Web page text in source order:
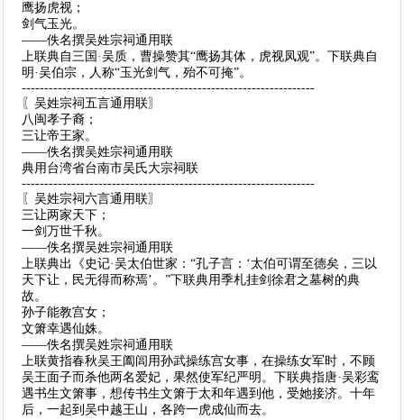
鹰扬虎视；
剑气玉光。
——佚名撰吴姓宗祠通用联
上联典自三国·吴质，曹操赞其“鹰扬其体，虎视凤观”。下联典自
明·吴伯宗，人称“玉光剑气，殆不可掩”。
-----------------------------------------------------------------
〖吴姓宗祠五言通用联〗
八闽孝子裔；
三让帝王家。
——佚名撰吴姓宗祠通用联
典用台湾省台南市吴氏大宗祠联
-----------------------------------------------------------------
〖吴姓宗祠六言通用联〗
三让两家天下；
一剑万世千秋。
——佚名撰吴姓宗祠通用联
上联典出《史记·吴太伯世家：“孔子言：‘太伯可谓至德矣，三以
天下让，民无得而称焉’。”下联典用季札挂剑徐君之墓树的典
故。
孙子能教宫女；
文箫幸遇仙姝。
——佚名撰吴姓宗祠通用联
上联黄指春秋吴王阖闾用孙武操练宫女事，在操练女军时，不顾
吴王面子而杀他两名爱妃，果然使军纪严明。下联典指唐·吴彩鸾
遇书生文箫事，想传书生文箫于太和年遇到他，受她接济。十年
后，一起到吴中越王山，各跨一虎成仙而去。